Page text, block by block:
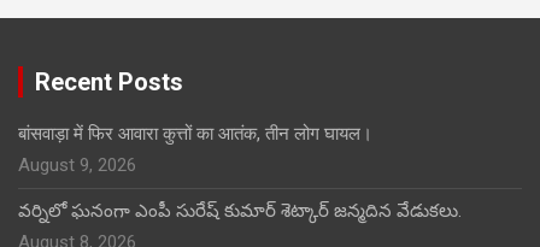
Recent Posts
बांसवाड़ा में फिर आवारा कुत्तों का आतंक, तीन लोग घायल।
August 9, 2026
వర్నిలో ఘనంగా ఎంపీ సురేష్ కుమార్ శెట్కార్ జన్మదిన వేడుకలు.
August 8, 2026